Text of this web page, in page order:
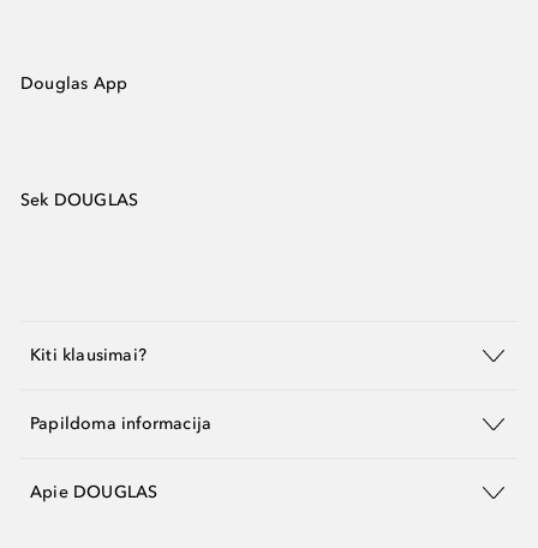
Douglas App
Sek DOUGLAS
Kiti klausimai?
Papildoma informacija
Apie DOUGLAS